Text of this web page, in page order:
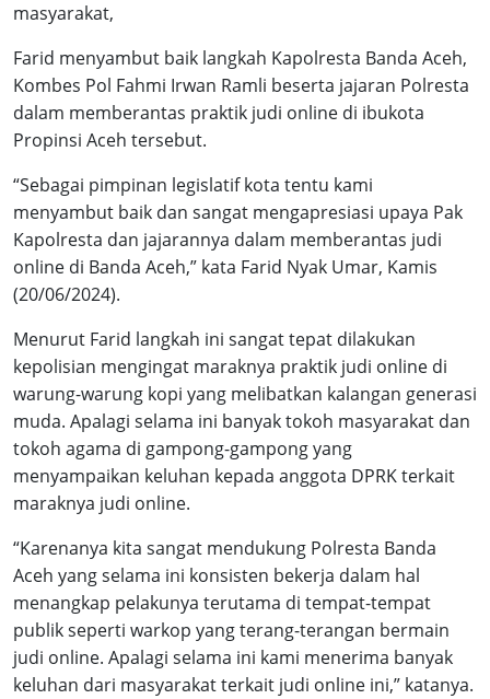
masyarakat,
Farid menyambut baik langkah Kapolresta Banda Aceh,
Kombes Pol Fahmi Irwan Ramli beserta jajaran Polresta
dalam memberantas praktik judi online di ibukota
Propinsi Aceh tersebut.
“Sebagai pimpinan legislatif kota tentu kami
menyambut baik dan sangat mengapresiasi upaya Pak
Kapolresta dan jajarannya dalam memberantas judi
online di Banda Aceh,” kata Farid Nyak Umar, Kamis
(20/06/2024).
Menurut Farid langkah ini sangat tepat dilakukan
kepolisian mengingat maraknya praktik judi online di
warung-warung kopi yang melibatkan kalangan generasi
muda. Apalagi selama ini banyak tokoh masyarakat dan
tokoh agama di gampong-gampong yang
menyampaikan keluhan kepada anggota DPRK terkait
maraknya judi online.
“Karenanya kita sangat mendukung Polresta Banda
Aceh yang selama ini konsisten bekerja dalam hal
menangkap pelakunya terutama di tempat-tempat
publik seperti warkop yang terang-terangan bermain
judi online. Apalagi selama ini kami menerima banyak
keluhan dari masyarakat terkait judi online ini,” katanya.